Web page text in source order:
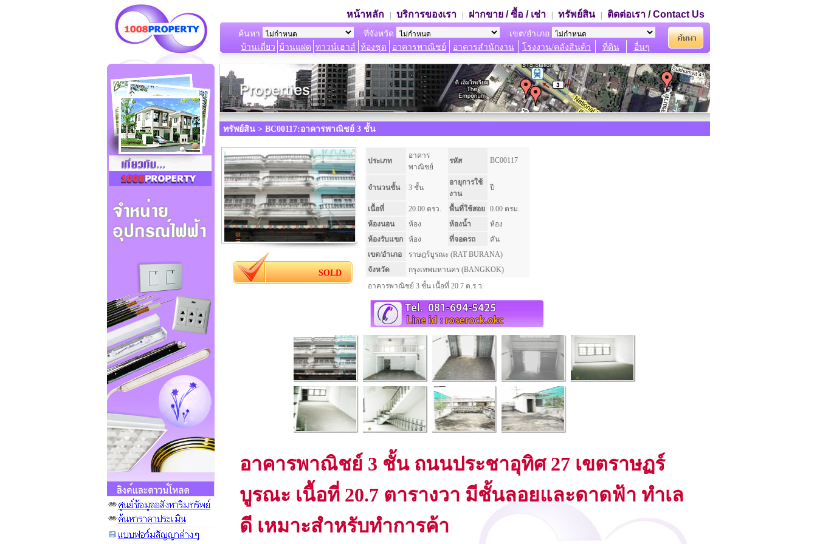
หน้าหลัก บริการของเรา ฝากขาย / ซื้อ / เช่า ทรัพย์สิน| ติดต่อเรา / Contact Us
ค้นหา ที่จังหวัด
เขต/อำเภอ
บ้านเดี่ยว บ้านแฝด ทาวน์เฮาส์ ห้องชุด อาคารพาณิชย์ อาคารสำนักงาน โรงงาน/คลังสินค้า ที่ดิน อื่นๆ
ทรัพย์สิน > BC00117:อาคารพาณิชย์ 3 ชั้น
SOLD
ประเภท
อาคาร
พาณิชย์
รหัส BC00117
จำนวนชั้น 3 ชั้น
อายุการใช้
งาน
ปี
เนื้อที่ 20.00 ตรว. พื้นที่ใช้สอย 0.00 ตรม.
ห้องนอน
ห้อง ห้องน้ำ
ห้อง
ห้องรับแขก
ห้อง ที่จอดรถ
คัน
เขต/อำเภอ
ราษฎร์บูรณะ (RAT BURANA)
จังหวัด
กรุงเทพมหานคร (BANGKOK)
อาคารพาณิชย์ 3 ชั้น เนื้อที่ 20.7 ต.ร.ว.
อาคารพาณิชย์ 3 ชั้น ถนนประชาอุทิศ 27 เขตราษฏร์
บูรณะ เนื้อที่ 20.7 ตารางวา มีชั้นลอยและดาดฟ้า ทำเล
ดี เหมาะสำหรับทำการค้า